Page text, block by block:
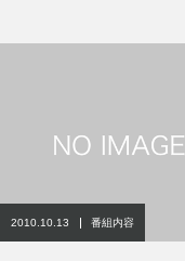
2010.10.13 番組内容